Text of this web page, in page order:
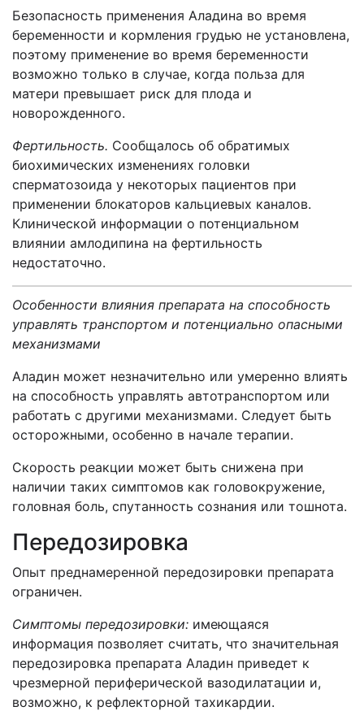
Безопасность применения Аладина во время
беременности и кормления грудью не установлена,
поэтому применение во время беременности
возможно только в случае, когда польза для
матери превышает риск для плода и
новорожденного.
Фертильность. Сообщалось об обратимых
биохимических изменениях головки
сперматозоида у некоторых пациентов при
применении блокаторов кальциевых каналов.
Клинической информации о потенциальном
влиянии амлодипина на фертильность
недостаточно.
Особенности влияния препарата на способность
управлять транспортом и потенциально опасными
механизмами
Аладин может незначительно или умеренно влиять
на способность управлять автотранспортом или
работать с другими механизмами. Следует быть
осторожными, особенно в начале терапии.
Скорость реакции может быть снижена при
наличии таких симптомов как головокружение,
головная боль, спутанность сознания или тошнота.
Передозировка
Опыт преднамеренной передозировки препарата
ограничен.
Симптомы передозировки: имеющаяся
информация позволяет считать, что значительная
передозировка препарата Аладин приведет к
чрезмерной периферической вазодилатации и,
возможно, к рефлекторной тахикардии.